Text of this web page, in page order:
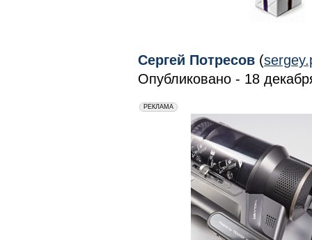
Сергей Потресов (
Опубликовано - 18
erid: 2VfnxxmNzs5
РЕКЛАМА